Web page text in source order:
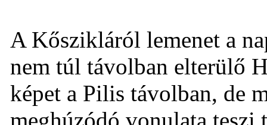
A Kőszikláról lemenet a
nem túl távolban elterülő
képet a Pilis távolban, de
meghúzódó vonulata teszi